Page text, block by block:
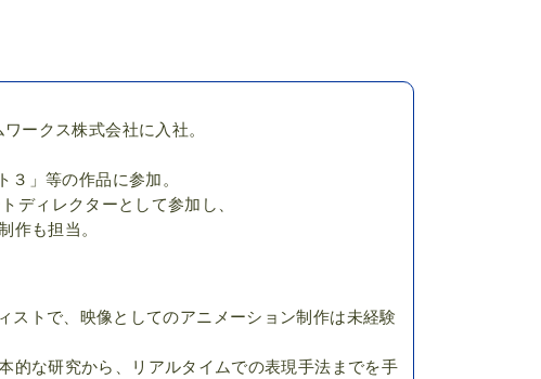
ークス株式会社に入社。
３」等の作品に参加。
ディレクターとして参加し、
作も担当。
ストで、映像としてのアニメーション制作は未経験
的な研究から、リアルタイムでの表現手法までを手